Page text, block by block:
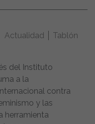
Actualidad
Tablón
del Instituto
a la
contra
y las
herramienta